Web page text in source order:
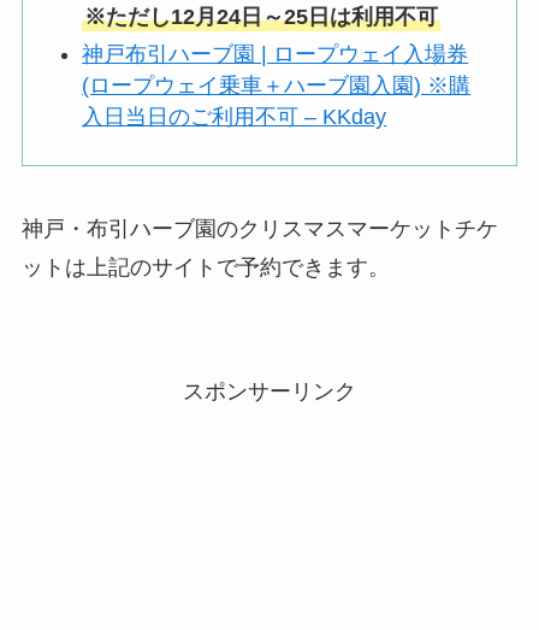
※ただし12月24日～25日は利用不可
神戸布引ハーブ園 | ロープウェイ入場券
(ロープウェイ乗車＋ハーブ園入園) ※購
入日当日のご利用不可 – KKday
神戸・布引ハーブ園のクリスマスマーケットチケ
ットは上記のサイトで予約できます。
スポンサーリンク